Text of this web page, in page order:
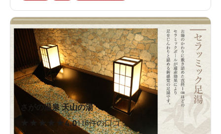
さがの温泉 天山の湯
★ ★ ★4.0116件の口コミ